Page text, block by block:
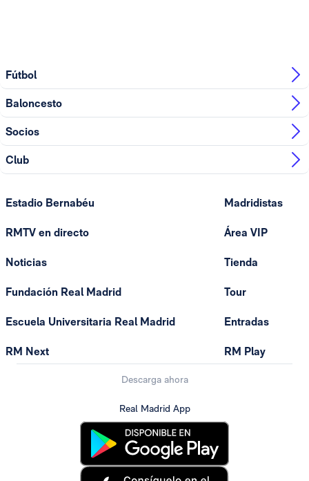
Fútbol
Baloncesto
Socios
Club
Estadio Bernabéu
RMTV en directo
Noticias
Fundación Real Madrid
Escuela Universitaria Real Madrid
RM Next
Madridistas
Área VIP
Tienda
Tour
Entradas
RM Play
Descarga ahora
Real Madrid App